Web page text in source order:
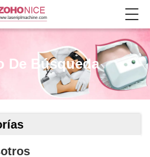
De Búsqueda